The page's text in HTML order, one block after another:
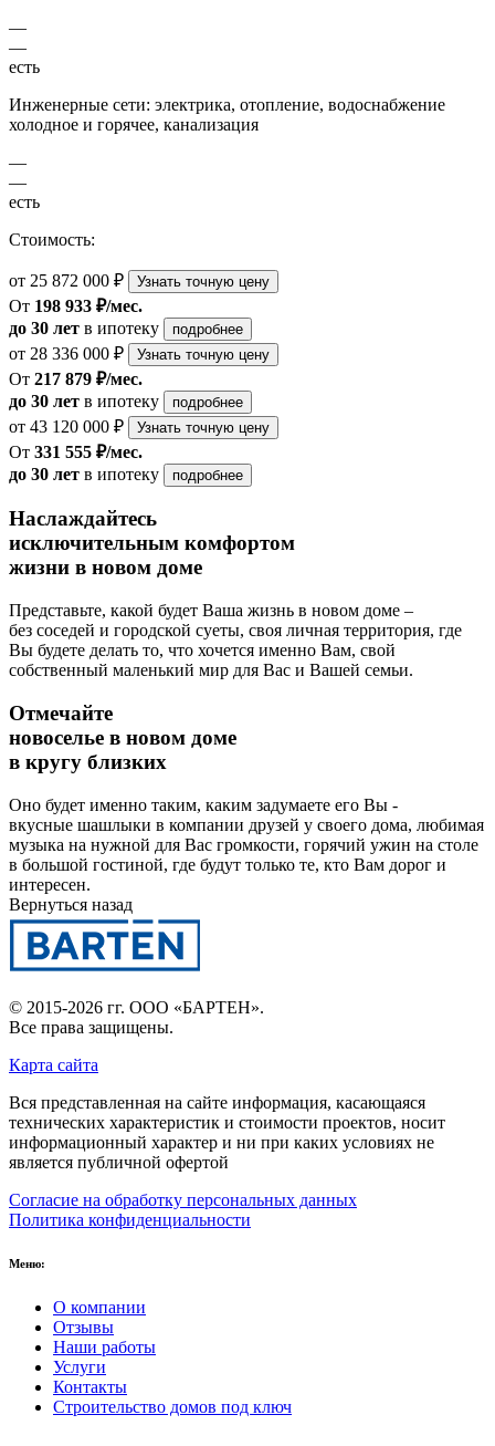
—
—
есть
Инженерные сети: электрика, отопление, водоснабжение
холодное и горячее, канализация
—
—
есть
Стоимость:
от 25 872 000 ₽ Узнать точную цену
От 198 933 ₽/мес.
до 30 лет в ипотеку подробнее
от 28 336 000 ₽ Узнать точную цену
От 217 879 ₽/мес.
до 30 лет в ипотеку подробнее
от 43 120 000 ₽ Узнать точную цену
От 331 555 ₽/мес.
до 30 лет в ипотеку подробнее
Наслаждайтесь
исключительным комфортом
жизни в новом доме
Представьте, какой будет Ваша жизнь в новом доме –
без соседей и городской суеты, своя личная территория, где
Вы будете делать то, что хочется именно Вам, свой
собственный маленький мир для Вас и Вашей семьи.
Отмечайте
новоселье в новом доме
в кругу близких
Оно будет именно таким, каким задумаете его Вы -
вкусные шашлыки в компании друзей у своего дома, любимая
музыка на нужной для Вас громкости, горячий ужин на столе
в большой гостиной, где будут только те, кто Вам дорог и
интересен.
Вернуться назад
© 2015-2026 гг. ООО «БАРТЕН».
Все права защищены.
Карта сайта
Вся представленная на сайте информация, касающаяся
технических характеристик и стоимости проектов, носит
информационный характер и ни при каких условиях не
является публичной офертой
Согласие на обработку персональных данных
Политика конфиденциальности
Меню:
О компании
Отзывы
Наши работы
Услуги
Контакты
Строительство домов под ключ